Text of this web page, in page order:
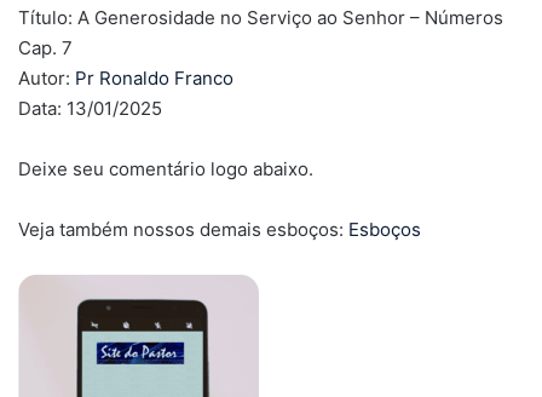
Título: A Generosidade no Serviço ao Senhor – Números
Cap. 7
Autor: Pr Ronaldo Franco
Data: 13/01/2025
Deixe seu comentário logo abaixo.
Veja também nossos demais esboços: Esboços